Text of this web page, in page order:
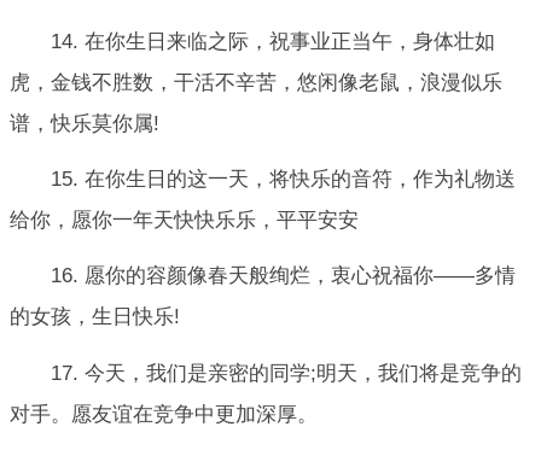
14. 在你生日来临之际，祝事业正当午，身体壮如
虎，金钱不胜数，干活不辛苦，悠闲像老鼠，浪漫似乐
谱，快乐莫你属!
15. 在你生日的这一天，将快乐的音符，作为礼物送
给你，愿你一年天快快乐乐，平平安安
16. 愿你的容颜像春天般绚烂，衷心祝福你——多情
的女孩，生日快乐!
17. 今天，我们是亲密的同学;明天，我们将是竞争的
对手。愿友谊在竞争中更加深厚。